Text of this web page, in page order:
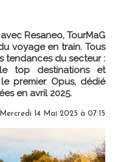
Resaneo, TourMaG
voyage en train. Tous
tendances du secteur :
top destinations et
premier Opus, dédié
en avril 2025.
14 Mai 2025 à 07:15